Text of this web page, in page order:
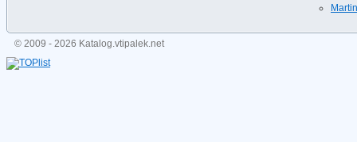
© 2009 - 2026 Katalog.vtipalek.net